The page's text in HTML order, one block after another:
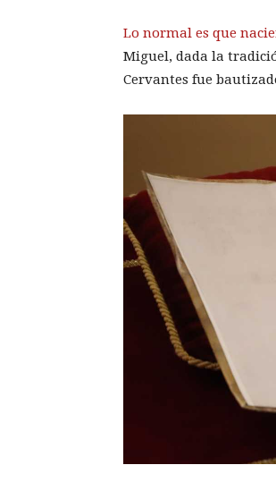
Lo normal es que
Miguel, dada la
Cervantes fue